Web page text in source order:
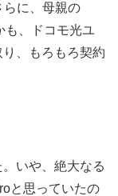
に、母親の
も、ドコモ光ユ
、もろもろ契約
いや、絶大なる
と思っていたの